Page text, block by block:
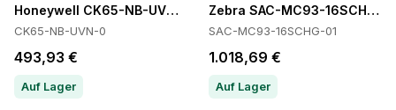
Honeywell CK65-NB-UVN-0 Cradles
CK65-NB-UVN-0
493,93 €
Auf Lager
Zebra SAC-MC93-16SCHG-
SAC-MC93-16SCHG-01
1.018,69 €
Auf Lager